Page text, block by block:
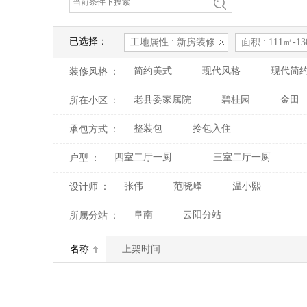
已选择： 工地属性 : 新房装修 面积 : 111㎡-
装修风格 ： 简约美式 现代风格 现代简
所在小区 ： 老县委家属院 碧桂园 金田
承包方式 ： 整装包 拎包入住
户型 ：
设计师 ： 张伟 范晓峰 温小熙
所属分站 ： 阜南 云阳分站
名称 上架时间